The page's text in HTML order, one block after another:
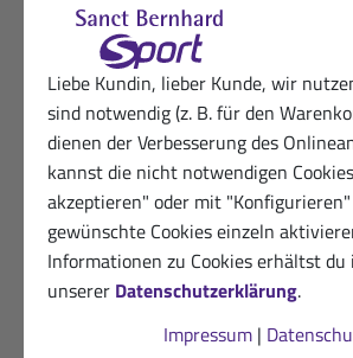
Liebe Kundin, lieber Kunde, wir
sind notwendig (z. B. für den
dienen der Verbesserung des
kannst die nicht notwendigen
akzeptieren" oder mit
gewünschte Cookies einzeln
Informationen zu Cookies erhältst du
unserer Datenschutzerklärung.
Impressum|
Kundin von Sanct Bernhard Sport
Wirkt nicht wie
VERIFIZIERT
Dankbare Kundin
★★★★★
Sehr gut alles
VERIFIZIERT